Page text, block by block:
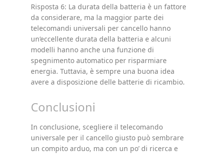
Risposta 6: La durata della batteria è un fattore
da considerare, ma la maggior parte dei
telecomandi universali per cancello hanno
un’eccellente durata della batteria e alcuni
modelli hanno anche una funzione di
spegnimento automatico per risparmiare
energia. Tuttavia, è sempre una buona idea
avere a disposizione delle batterie di ricambio.
Conclusioni
In conclusione, scegliere il telecomando
universale per il cancello giusto può sembrare
un compito arduo, ma con un po’ di ricerca e